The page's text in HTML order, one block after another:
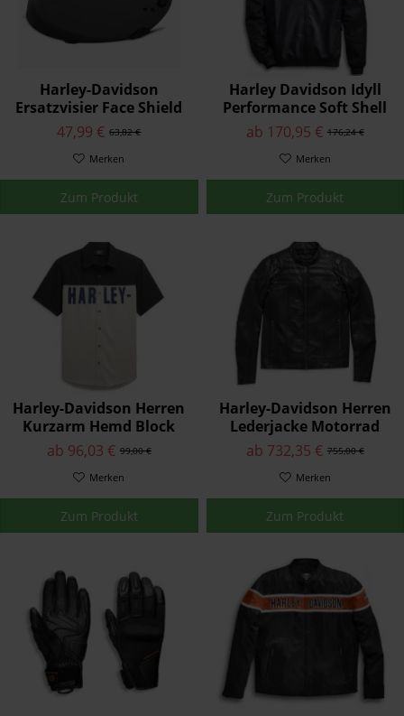
Harley-Davidson
Ersatzvisier Face Shield
Getönt für Fulton Helme
98357-15VR
63,82 €
47,99 €
Merken
Zum Produkt
Harley Davidson Idyll
Performance Soft Shell
Jacke 98163-21VM
Genuine
176,24 €
ab 170,95 €
Merken
Zum Produkt
Harley-Davidson Herren
Kurzarm Hemd Block
Letter Colorblock 96332-
21VM
99,00 €
ab 96,03 €
Merken
Zum Produkt
Harley-Davidson Herren
Lederjacke Motorrad
Auroral II 3 in 1 Schwarz
98003-21EM
755,00 €
ab 732,35 €
Merken
Zum Produkt